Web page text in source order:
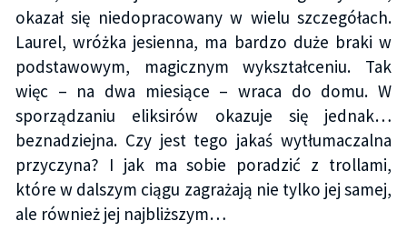
okazał się niedopracowany w wielu szczegółach.
Laurel, wróżka jesienna, ma bardzo duże braki w
podstawowym, magicznym wykształceniu. Tak
więc – na dwa miesiące – wraca do domu. W
sporządzaniu eliksirów okazuje się jednak…
beznadziejna. Czy jest tego jakaś wytłumaczalna
przyczyna? I jak ma sobie poradzić z trollami,
które w dalszym ciągu zagrażają nie tylko jej samej,
ale również jej najbliższym…